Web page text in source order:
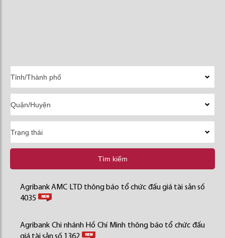
Tìm kiếm
Agribank AMC LTD thông báo tổ chức đấu giá tài sản số
4035
Agribank Chi nhánh Hồ Chí Minh thông báo tổ chức đấu